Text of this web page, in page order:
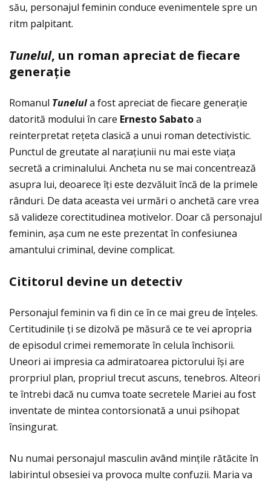
său, personajul feminin conduce evenimentele spre un
ritm palpitant.
Tunelul, un roman apreciat de fiecare
generaţie
Romanul Tunelula fost apreciat de fiecare generaţie
datorită modului în care Ernesto Sabatoa
reinterpretat reţeta clasică a unui roman detectivistic.
Punctul de greutate al naraţiunii nu mai este viaţa
secretă a criminalului. Ancheta nu se mai concentrează
asupra lui, deoarece îţi este dezvăluit încă de la primele
rânduri. De data aceasta vei urmări o anchetă care vrea
să valideze corectitudinea motivelor. Doar că personajul
feminin, așa cum ne este prezentat în confesiunea
amantului criminal, devine complicat.
Cititorul devine un detectiv
Personajul feminin va fi din ce în ce mai greu de înţeles.
Certitudinile ţi se dizolvă pe măsură ce te vei apropria
de episodul crimei rememorate în celula închisorii.
Uneori ai impresia ca admiratoarea pictorului își are
prorpriul plan, propriul trecut ascuns, tenebros. Alteori
te întrebi dacă nu cumva toate secretele Mariei au fost
inventate de mintea contorsionată a unui psihopat
însingurat.
Nu numai personajul masculin având minţile rătăcite în
labirintul obsesiei va provoca multe confuzii. Maria va